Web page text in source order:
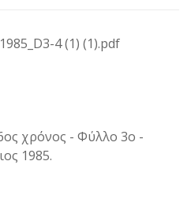
χρόνος - Φύλλο 3o -
1985.